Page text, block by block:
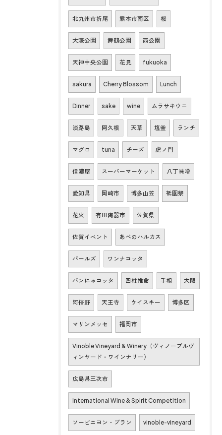
北九州市折尾 熊本市南区 桜
大濠公園 舞鶴公園 西公園
天神中央公園 花見 fukuoka
sakura Cherry Blossom Lunch
Dinner sake wine ムラサキウニ
淡路島 阿久根 天草 塩釜 ランチ
マグロ tuna チーズ 虎ノ門
信濃屋 スーパーマーケット 八丁味噌
愛知県 岡崎市 博多山笠 祇園祭
花火 有田陶器市 佐賀県
佐賀イベント あべのハルカス
パールズ ワンナコッタ
パンにゃコッタ 四柱推命 手相 大阪
阿倍野 天王寺 ウイスキー 博多区
マリンメッセ 福岡市
Vinoble Vineyard & Winery（ヴィノーブルヴ
ィンヤード・ワインナリー）
広島県三次市
International Wine & Spirit Competition
ソービニヨン・ブラン vinoble-vineyard